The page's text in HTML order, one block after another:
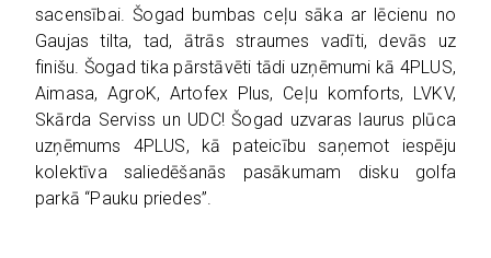
sacensībai. Šogad bumbas ceļu sāka ar lēcienu no
Gaujas tilta, tad, ātrās straumes vadīti, devās uz
finišu. Šogad tika pārstāvēti tādi uzņēmumi kā 4PLUS,
Aimasa, AgroK, Artofex Plus, Ceļu komforts, LVKV,
Skārda Serviss un UDC! Šogad uzvaras laurus plūca
uzņēmums 4PLUS, kā pateicību saņemot iespēju
kolektīva saliedēšanās pasākumam disku golfa
parkā “Pauku priedes”.